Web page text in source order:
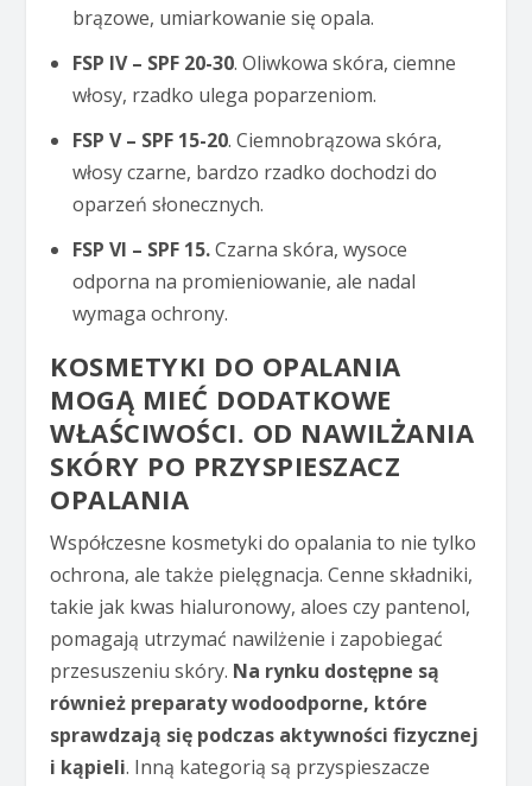
brązowe, umiarkowanie się opala.
FSP IV – SPF 20-30. Oliwkowa skóra, ciemne
włosy, rzadko ulega poparzeniom.
FSP V – SPF 15-20. Ciemnobrązowa skóra,
włosy czarne, bardzo rzadko dochodzi do
oparzeń słonecznych.
FSP VI – SPF 15.Czarna skóra, wysoce
odporna na promieniowanie, ale nadal
wymaga ochrony.
KOSMETYKI DO OPALANIA
MOGĄ MIEĆ DODATKOWE
WŁAŚCIWOŚCI. OD NAWILŻANIA
SKÓRY PO PRZYSPIESZACZ
OPALANIA
Współczesne kosmetyki do opalania to nie tylko
ochrona, ale także pielęgnacja. Cenne składniki,
takie jak kwas hialuronowy, aloes czy pantenol,
pomagają utrzymać nawilżenie i zapobiegać
przesuszeniu skóry. Na rynku dostępne są
również preparaty wodoodporne, które
sprawdzają się podczas aktywności fizycznej
i kąpieli. Inną kategorią są przyspieszacze